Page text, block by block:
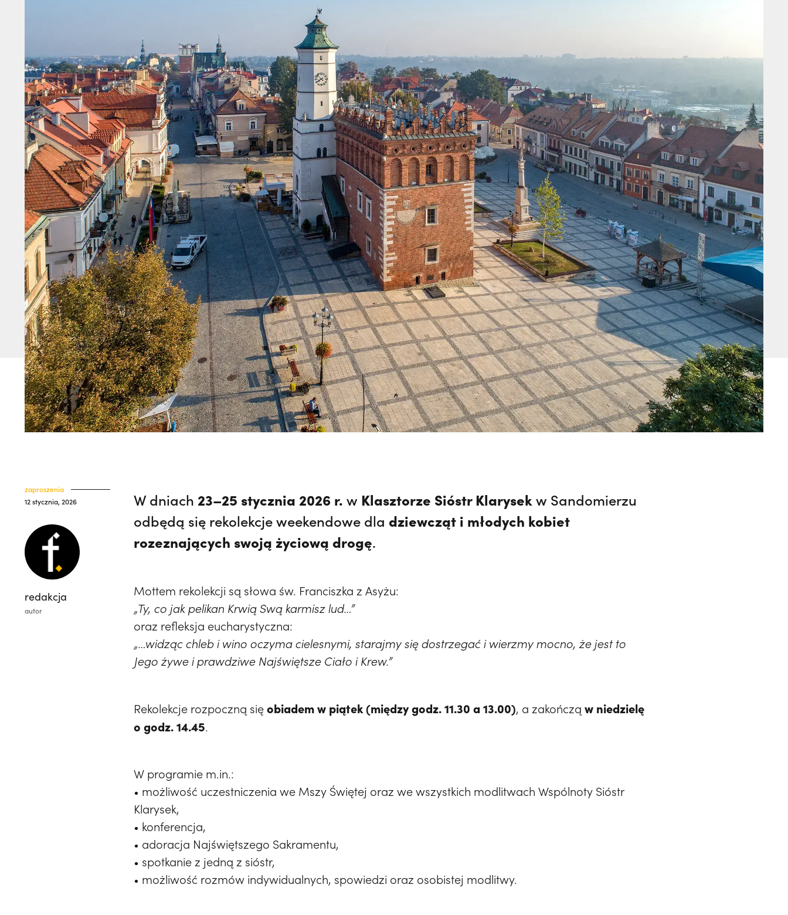
zaproszenia
12 stycznia, 2026
redakcja
autor
W dniach 23–25 stycznia 2026 r. w Klasztorze Sióstr Klarysek w Sandomierzu
odbędą się rekolekcje weekendowe dla dziewcząt i młodych kobiet
rozeznających swoją życiową drogę.
Mottem rekolekcji są słowa św. Franciszka z Asyżu:
„Ty, co jak pelikan Krwią Swą karmisz lud…”
oraz refleksja eucharystyczna:
„…widząc chleb i wino oczyma cielesnymi, starajmy się dostrzegać i wierzmy mocno, że jest to
Jego żywe i prawdziwe Najświętsze Ciało i Krew.”
Rekolekcje rozpoczną sięobiadem w piątek (między godz. 11.30 a 13.00), a zakończąw niedzielę
o godz. 14.45.
W programie m.in.:
• możliwość uczestniczenia we Mszy Świętej oraz we wszystkich modlitwach Wspólnoty Sióstr
Klarysek,
• konferencja,
• adoracja Najświętszego Sakramentu,
• spotkanie z jedną z sióstr,
• możliwość rozmów indywidualnych, spowiedzi oraz osobistej modlitwy.